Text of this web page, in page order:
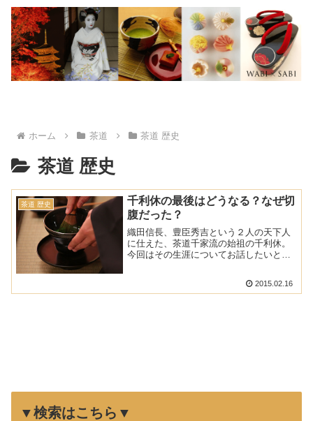
ホーム 茶道 茶道 歴史
茶道 歴史
茶道 歴史
千利休の最後はどうなる？なぜ切
腹だった？
織田信長、豊臣秀吉という２人の天下人
に仕えた、茶道千家流の始祖の千利休。
今回はその生涯についてお話したいと思
子として生まれました。利休は跡取りと
2015.02.16
▼検索はこちら▼